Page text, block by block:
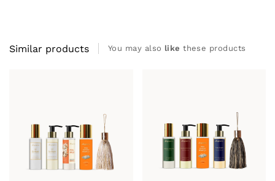
Similar products You may also like these products